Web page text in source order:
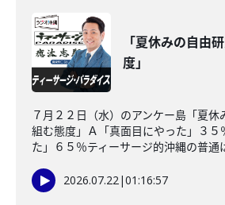
「夏休みの自由
度」
７月２２日（水）のアンケー島「夏休
組む態度」Ａ「真面目にやった」３５
た」６５％ティーサージ的沖縄の普通
2026.07.22|01:16:57